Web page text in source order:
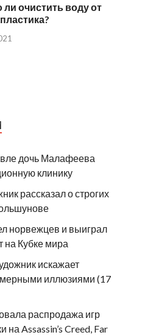
очистить воду от
дочь Малафеева
клинику
рассказал о строгих
норвежцев и выиграл
на Кубке мира
искажает
иллюзиями (17
распродажа игр
Assassin’s Creed, Far